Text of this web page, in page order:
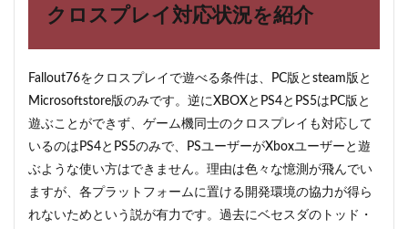
対応
状況
1.1
セキ
ュリ
問題
の可
能性
2
クロスプレイ対応状況を紹介
Fallout76をクロスプレイで遊べる条件は、PC版とsteam版と
Microsoftstore版のみです。逆にXBOXとPS4とPS5はPC版と
遊ぶことができず、ゲーム機同士のクロスプレイも対応して
いるのはPS4とPS5のみで、PSユーザーがXboxユーザーと遊
ぶような使い方はできません。理由は色々な憶測が飛んでい
ますが、各プラットフォームに置ける開発環境の協力が得ら
れないためという説が有力です。過去にベセスダのトッド・